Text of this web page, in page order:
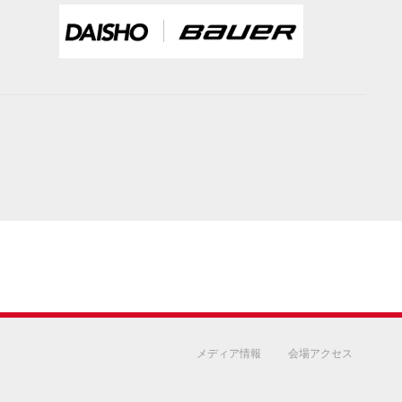
メディア情報 会場アクセス